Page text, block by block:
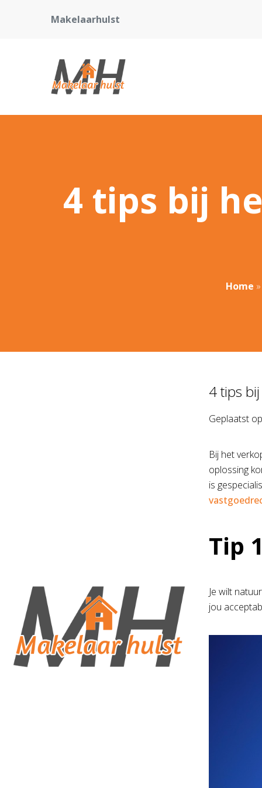
Makelaarhulst
4 tips bij
Home
4 tips
Geplaatst
Bij het
oplossing
is
Tip
Je wilt
jou